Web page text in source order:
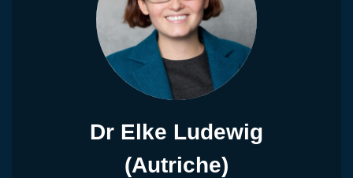
Dr Elke Ludewig
(Autriche)